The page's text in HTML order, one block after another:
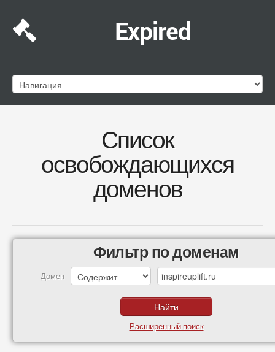
Expired
Список
освобождающихся
доменов
Фильтр по доменам
Домен
Расширенный поиск